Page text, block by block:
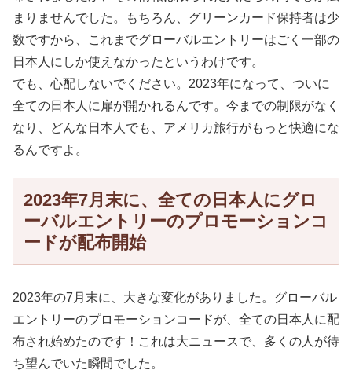
まりませんでした。もちろん、グリーンカード保持者は少
数ですから、これまでグローバルエントリーはごく一部の
日本人にしか使えなかったというわけです。
でも、心配しないでください。2023年になって、ついに
全ての日本人に扉が開かれるんです。今までの制限がなく
なり、どんな日本人でも、アメリカ旅行がもっと快適にな
るんですよ。
2023年7月末に、全ての日本人にグロ
ーバルエントリーのプロモーションコ
ードが配布開始
2023年の7月末に、大きな変化がありました。グローバル
エントリーのプロモーションコードが、全ての日本人に配
布され始めたのです！これは大ニュースで、多くの人が待
ち望んでいた瞬間でした。